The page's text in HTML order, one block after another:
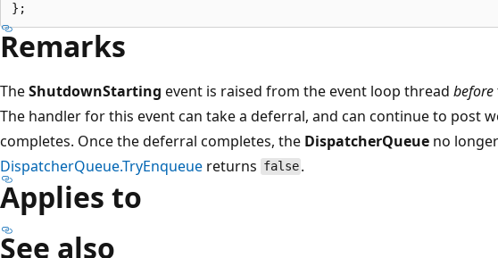
Remarks
TheShutdownStarting event is raised from the event loop thread before
The handler for this event can take a deferral, and can continue to post
completes. Once the deferral completes, the DispatcherQueue no
DispatcherQueue.TryEnqueue returns false .
Applies to
See also